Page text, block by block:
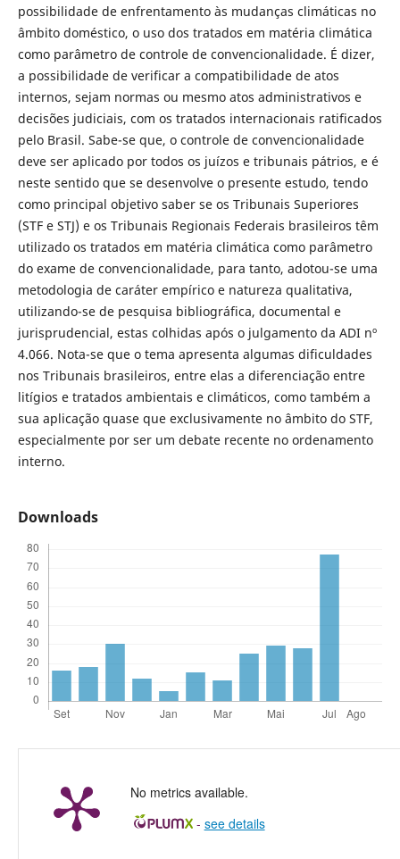
possibilidade de enfrentamento às mudanças climáticas no
âmbito doméstico, o uso dos tratados em matéria climática
como parâmetro de controle de convencionalidade. É dizer,
a possibilidade de verificar a compatibilidade de atos
internos, sejam normas ou mesmo atos administrativos e
decisões judiciais, com os tratados internacionais ratificados
pelo Brasil. Sabe-se que, o controle de convencionalidade
deve ser aplicado por todos os juízos e tribunais pátrios, e é
neste sentido que se desenvolve o presente estudo, tendo
como principal objetivo saber se os Tribunais Superiores
(STF e STJ) e os Tribunais Regionais Federais brasileiros têm
utilizado os tratados em matéria climática como parâmetro
do exame de convencionalidade, para tanto, adotou-se uma
metodologia de caráter empírico e natureza qualitativa,
utilizando-se de pesquisa bibliográfica, documental e
jurisprudencial, estas colhidas após o julgamento da ADI nº
4.066. Nota-se que o tema apresenta algumas dificuldades
nos Tribunais brasileiros, entre elas a diferenciação entre
litígios e tratados ambientais e climáticos, como também a
sua aplicação quase que exclusivamente no âmbito do STF,
especialmente por ser um debate recente no ordenamento
interno.
Downloads
No metrics available.
- see details